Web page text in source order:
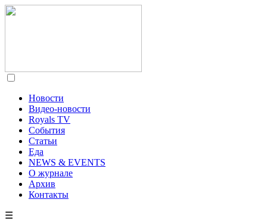
Новости
Видео-новости
Royals TV
События
Статьи
Еда
NEWS & EVENTS
О журнале
Архив
Контакты
☰